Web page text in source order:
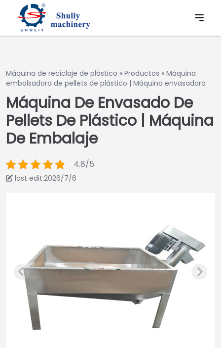
Máquina de reciclaje de plástico » Productos » Máquina
embolsadora de pellets de plástico | Máquina envasadora
Máquina De Envasado De
Pellets De Plástico | Máquina
De Embalaje
4.8/5
last edit:2026/7/6